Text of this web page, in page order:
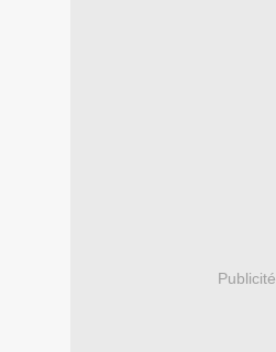
Publicité